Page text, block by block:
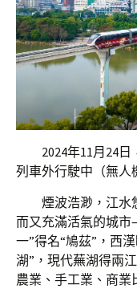
2024年11月24
列車外行駛中（無人
煙波浩渺，江水
而又充滿活氣的城
一”得名“鳩茲”，西
湖”，現代蕪湖得兩
農業、手工業、商業